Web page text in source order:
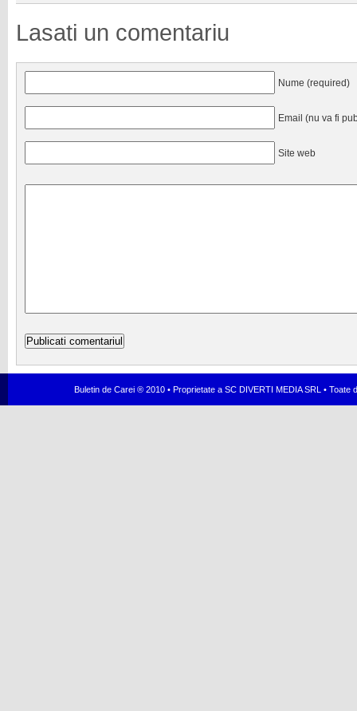
Lasati un comentariu
Nume (required)
Email (nu va fi
Site web
Buletin de Carei ® 2010 • Proprietate a SC DIVERTI MEDIA SRL •